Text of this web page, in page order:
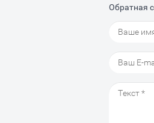
Обратная